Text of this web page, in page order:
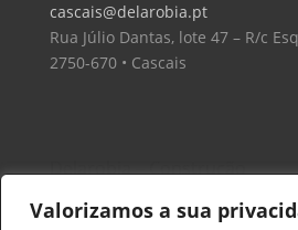
Valorizamos a sua
cascais@delarobia.pt
Rua Júlio Dantas, lote 47 – R/c
2750-670 • Cascais
Delarobia – Construção
912 441 514